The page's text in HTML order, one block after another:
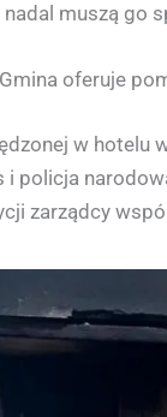
muszą go
oferuje
w hotelu
i policja
zarządcy